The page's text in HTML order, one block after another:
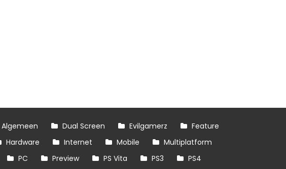
Algemeen Dual Screen Evilgamerz
Feature
Hardware Internet Mobile
Multiplatform
PC Preview PS Vita PS3
PS4